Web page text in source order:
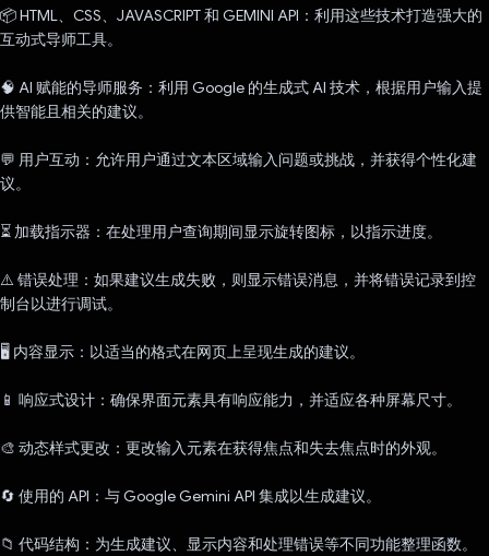
📦 HTML、CSS、JAVASCRIPT 和 GEMINI API：利用这些技术打造强大的
互动式导师工具。
🧠 AI 赋能的导师服务：利用 Google 的生成式 AI 技术，根据用户输入提
供智能且相关的建议。
💬 用户互动：允许用户通过文本区域输入问题或挑战，并获得个性化建
议。
⏳ 加载指示器：在处理用户查询期间显示旋转图标，以指示进度。
⚠️ 错误处理：如果建议生成失败，则显示错误消息，并将错误记录到控
制台以进行调试。
🖥️ 内容显示：以适当的格式在网页上呈现生成的建议。
📱 响应式设计：确保界面元素具有响应能力，并适应各种屏幕尺寸。
🎨 动态样式更改：更改输入元素在获得焦点和失去焦点时的外观。
🔄 使用的 API：与 Google Gemini API 集成以生成建议。
📁 代码结构：为生成建议、显示内容和处理错误等不同功能整理函数。